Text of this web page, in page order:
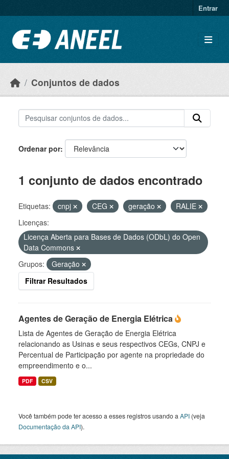
Entrar
Conjuntos de dados
Ordenar por
1 conjunto de dados encontrado
Etiquetas: cnpj CEG geração
RALIE
Licenças:
Licença Aberta para Bases de Dados (ODbL) do Open
Data Commons
Grupos:
Geração
Filtrar Resultados
Agentes de Geração de Energia Elétrica
Lista de Agentes de Geração de Energia Elétrica
relacionando as Usinas e seus respectivos CEGs, CNPJ e
Percentual de Participação por agente na propriedade do
empreendimento e o...
PDF CSV
Você também pode ter acesso a esses registros usando a API (veja
Documentação da API).